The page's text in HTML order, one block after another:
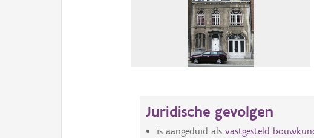
Juridische gevolgen
is aangeduid als vastgesteld